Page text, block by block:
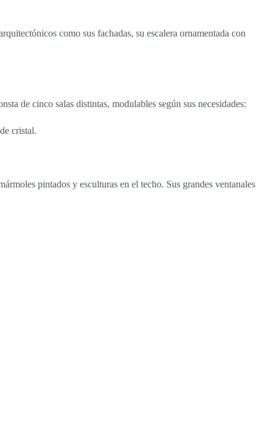
como sus fachadas, su escalera ornamentada con
de cinco salas distintas, modulables según sus necesidades:
cristal.
pintados y esculturas en el techo. Sus grandes ventanales